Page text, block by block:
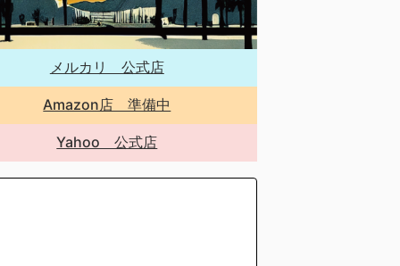
メルカリ 公式店
Amazon店 準備中
Yahoo 公式店